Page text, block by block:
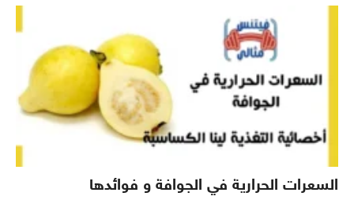
السعرات الحرارية في الجوافة و فوائدها